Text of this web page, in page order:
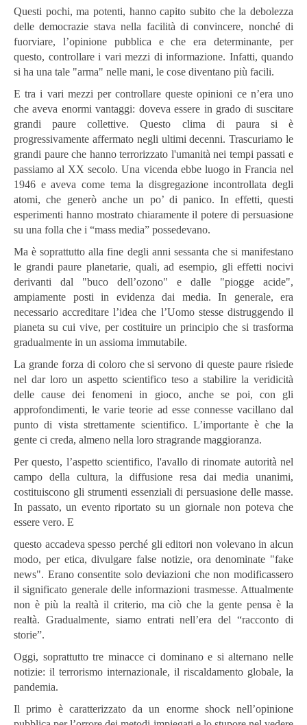
Questi pochi, ma potenti, hanno capito subito che la debolezza
delle democrazie stava nella facilità di convincere, nonché di
fuorviare, l’opinione pubblica e che era determinante, per
questo, controllare i vari mezzi di informazione. Infatti, quando
si ha una tale "arma" nelle mani, le cose diventano più facili.
E tra i vari mezzi per controllare queste opinioni ce n’era uno
che aveva enormi vantaggi: doveva essere in grado di suscitare
grandi paure collettive. Questo clima di paura si è
progressivamente affermato negli ultimi decenni. Trascuriamo le
grandi paure che hanno terrorizzato l'umanità nei tempi passati e
passiamo al XX secolo. Una vicenda ebbe luogo in Francia nel
1946 e aveva come tema la disgregazione incontrollata degli
atomi, che generò anche un po’ di panico. In effetti, questi
esperimenti hanno mostrato chiaramente il potere di persuasione
su una folla che i “mass media” possedevano.
Ma è soprattutto alla fine degli anni sessanta che si manifestano
le grandi paure planetarie, quali, ad esempio, gli effetti nocivi
derivanti dal "buco dell’ozono" e dalle "piogge acide",
ampiamente posti in evidenza dai media. In generale, era
necessario accreditare l’idea che l’Uomo stesse distruggendo il
pianeta su cui vive, per costituire un principio che si trasforma
gradualmente in un assioma immutabile.
La grande forza di coloro che si servono di queste paure risiede
nel dar loro un aspetto scientifico teso a stabilire la veridicità
delle cause dei fenomeni in gioco, anche se poi, con gli
approfondimenti, le varie teorie ad esse connesse vacillano dal
punto di vista strettamente scientifico. L’importante è che la
gente ci creda, almeno nella loro stragrande maggioranza.
Per questo, l’aspetto scientifico, l'avallo di rinomate autorità nel
campo della cultura, la diffusione resa dai media unanimi,
costituiscono gli strumenti essenziali di persuasione delle masse.
In passato, un evento riportato su un giornale non poteva che
essere vero. E
questo accadeva spesso perché gli editori non volevano in alcun
modo, per etica, divulgare false notizie, ora denominate "fake
news". Erano consentite solo deviazioni che non modificassero
il significato generale delle informazioni trasmesse. Attualmente
non è più la realtà il criterio, ma ciò che la gente pensa è la
realtà. Gradualmente, siamo entrati nell’era del “racconto di
storie”.
Oggi, soprattutto tre minacce ci dominano e si alternano nelle
notizie: il terrorismo internazionale, il riscaldamento globale, la
pandemia.
Il primo è caratterizzato da un enorme shock nell’opinione